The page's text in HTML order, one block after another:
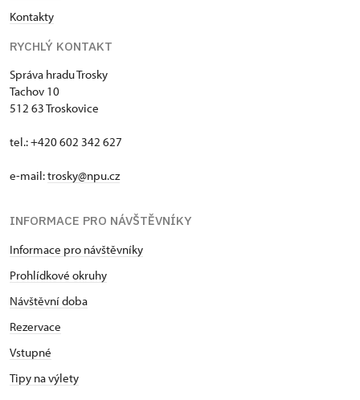
Kontakty
RYCHLÝ KONTAKT
Správa hradu Trosky
Tachov 10
512 63 Troskovice
tel.: +420 602 342 627
e-mail:trosky@npu.cz
INFORMACE PRO NÁVŠTĚVNÍKY
Informace pro návštěvníky
Prohlídkové okruhy
Návštěvní doba
Rezervace
Vstupné
Tipy na výlety